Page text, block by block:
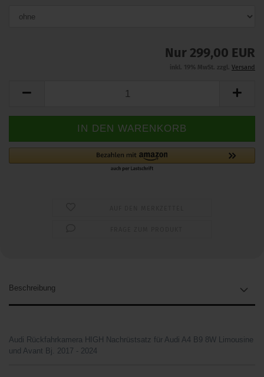
Nur 299,00 EUR
Versand
Beschreibung
Audi Rückfahrkamera HIGH Nachrüstsatz für Audi A4 B9 8W Limousine
und Avant Bj. 2017 - 2024